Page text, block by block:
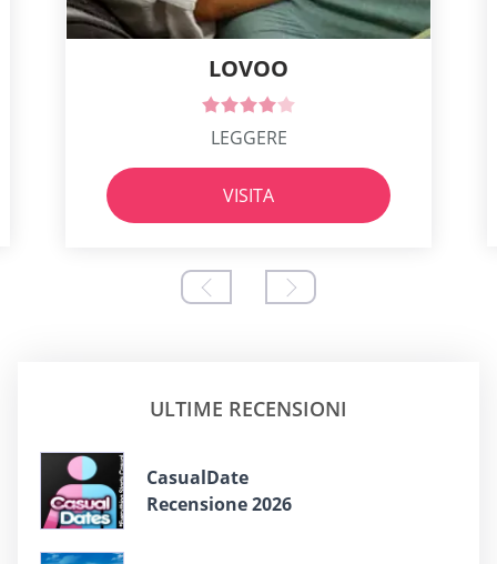
LOVOO
LEGGERE
VISITA
ULTIME RECENSIONI
СasualDate
Recensione 2026